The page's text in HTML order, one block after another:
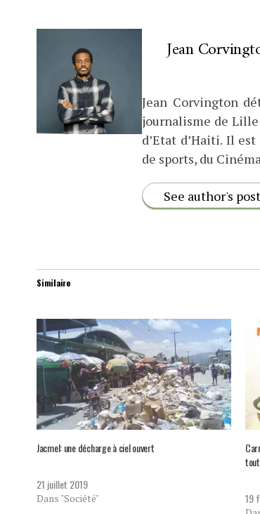
Jean
Jean Corvington
journalisme de Lille
d’Etat d’Haiti. Il
de sports, du
See author's
Similaire
Jacmel: une décharge à ciel ouvert
21 juillet 2019
Dans "Société" 19